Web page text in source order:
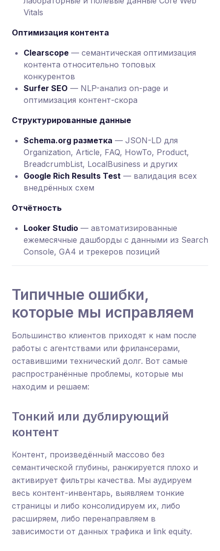
Vitals
Оптимизация контента
Clearscope — семантическая оптимизация
контента относительно топовых
конкурентов
Surfer SEO — NLP-анализ on-page и
оптимизация контент-скора
Структурированные данные
Schema.org разметка — JSON-LD для
Organization, Article, FAQ, HowTo, Product,
BreadcrumbList, LocalBusiness и других
Google Rich Results Test — валидация всех
внедрённых схем
Отчётность
Looker Studio — автоматизированные
ежемесячные дашборды с данными из Search
Console, GA4 и трекеров позиций
Типичные ошибки,
которые мы исправляем
Большинство клиентов приходят к нам после
работы с агентствами или фрилансерами,
оставившими технический долг. Вот самые
распространённые проблемы, которые мы
находим и решаем:
Тонкий или дублирующий
контент
Контент, произведённый массово без
семантической глубины, ранжируется плохо и
активирует фильтры качества. Мы аудируем
весь контент-инвентарь, выявляем тонкие
страницы и либо консолидируем их, либо
расширяем, либо перенаправляем в
зависимости от данных трафика и link equity.